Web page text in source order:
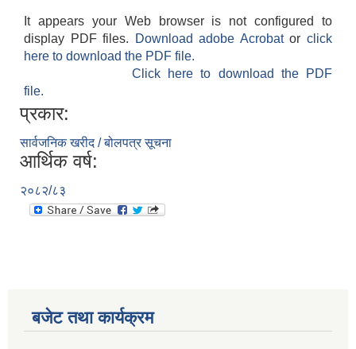
It appears your Web browser is not configured to
display PDF files.
Download adobe Acrobatorclick
here to download the PDF file.
Click here to download the PDF
file.
प्रकार:
सार्वजनिक खरीद / बोलपत्र सूचना
आर्थिक वर्ष:
२०८२/८३
बजेट तथा कार्यक्रम